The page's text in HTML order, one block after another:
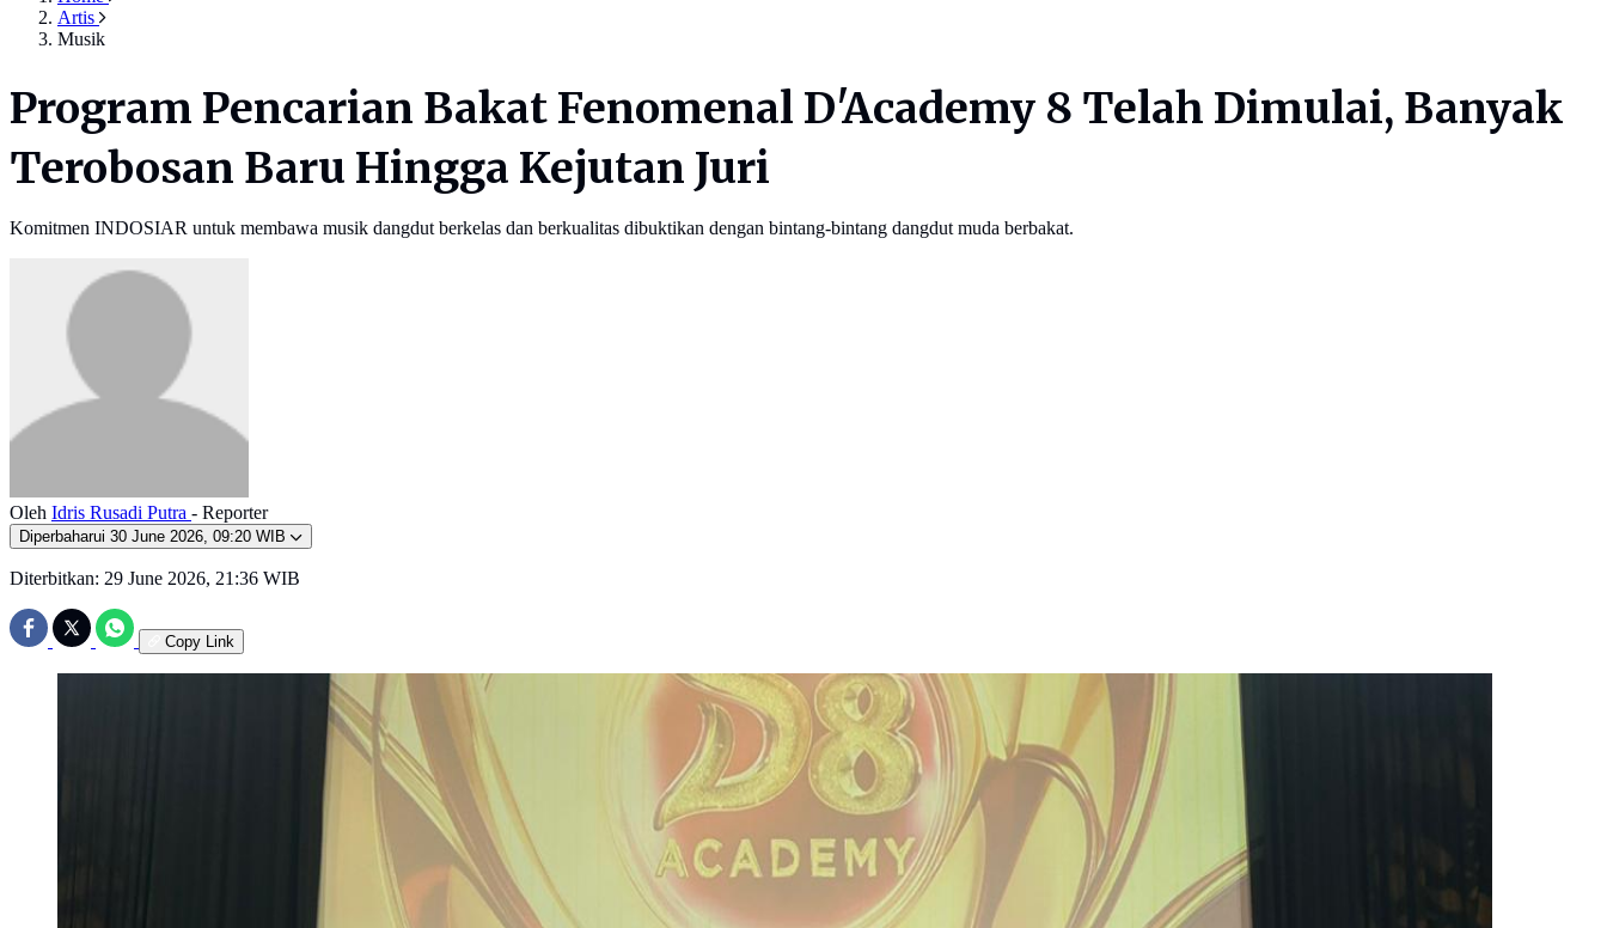
Artis
Musik
Program Pencarian Bakat Fenomenal D'Academy 8 Telah Dimulai, Banyak
Terobosan Baru Hingga Kejutan Juri
Komitmen INDOSIAR untuk membawa musik dangdut berkelas dan berkualitas dibuktikan dengan bintang-bintang dangdut muda berbakat.
Oleh Idris Rusadi Putra - Reporter
Diperbaharui 30 June 2026, 09:20 WIB
Diterbitkan: 29 June 2026, 21:36 WIB
Copy Link